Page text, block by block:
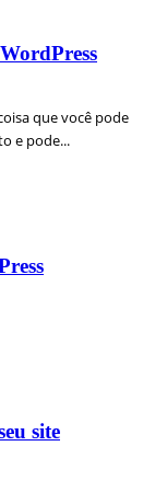
que você pode
e pode...
site